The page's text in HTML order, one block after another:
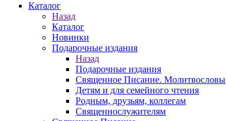
Каталог
Назад
Каталог
Новинки
Подарочные издания
Назад
Подарочные издания
Священное Писание. Молитвословы
Детям и для семейного чтения
Родным, друзьям, коллегам
Священнослужителям